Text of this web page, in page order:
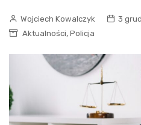
Wojciech Kowalczyk
3
Aktualności, Policja